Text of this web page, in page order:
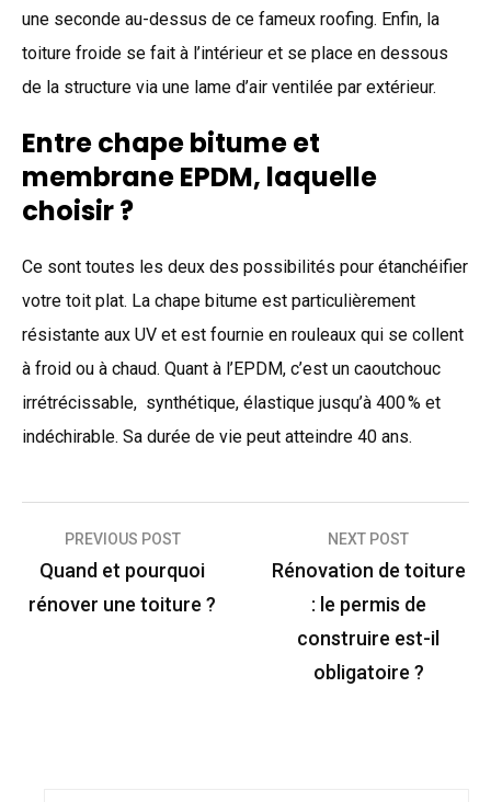
une seconde au-dessus de ce fameux roofing. Enfin, la
toiture froide se fait à l’intérieur et se place en dessous
de la structure via une lame d’air ventilée par extérieur.
Entre chape bitume et
membrane EPDM, laquelle
choisir ?
Ce sont toutes les deux des possibilités pour étanchéifier
votre toit plat. La chape bitume est particulièrement
résistante aux UV et est fournie en rouleaux qui se collent
à froid ou à chaud. Quant à l’EPDM, c’est un caoutchouc
irrétrécissable, synthétique, élastique jusqu’à 400 % et
indéchirable. Sa durée de vie peut atteindre 40 ans.
Navigation
de
l’article
PREVIOUS POST
Quand et pourquoi
rénover une toiture ?
NEXT POST
Rénovation de toiture
: le permis de
construire est-il
obligatoire ?